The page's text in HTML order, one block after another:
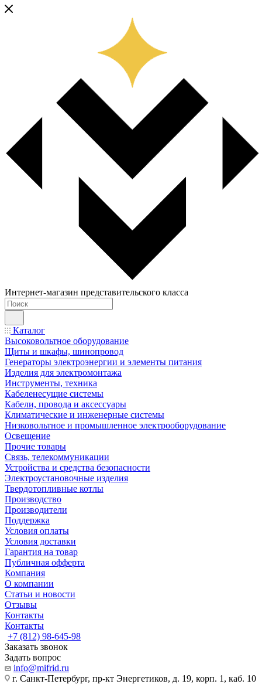
Интернет-магазин представительского класса
Каталог
Высоковольтное оборудование
Щиты и шкафы, шинопровод
Генераторы электроэнергии и элементы питания
Изделия для электромонтажа
Инструменты, техника
Кабеленесущие системы
Кабели, провода и аксессуары
Климатические и инженерные системы
Низковольтное и промышленное электрооборудование
Освещение
Прочие товары
Связь, телекоммуникации
Устройства и средства безопасности
Электроустановочные изделия
Твердотопливные котлы
Производство
Производители
Поддержка
Условия оплаты
Условия доставки
Гарантия на товар
Публичная офферта
Компания
О компании
Статьи и новости
Отзывы
Контакты
Контакты
+7 (812) 98-645-98
Заказать звонок
Задать вопрос
info@mifrid.ru
г. Санкт-Петербург, пр-кт Энергетиков, д. 19, корп. 1, каб. 10